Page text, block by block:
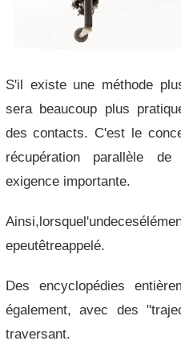
S'il existe une méthode
sera beaucoup plus
des contacts. C'est le
récupération parallèle
exigence importante.
epeutêtreappelé.
Des encyclopédies
également, avec des
traversant.